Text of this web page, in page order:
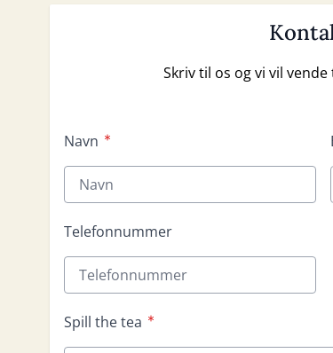
Skriv til os og vi vil
Navn
Telefonnummer
Spill the tea